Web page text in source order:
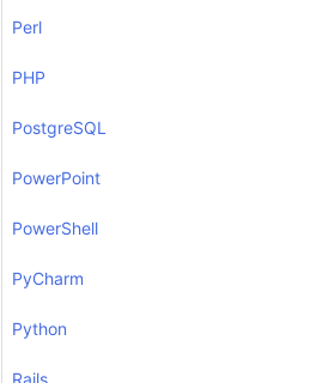
Perl
PHP
PostgreSQL
PowerPoint
PowerShell
PyCharm
Python
Rails